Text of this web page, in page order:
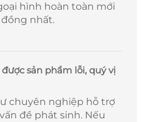
hình hoàn toàn mới
nhất.
sản phẩm lỗi, quý vị
chuyên nghiệp hỗ trợ
đề phát sinh. Nếu